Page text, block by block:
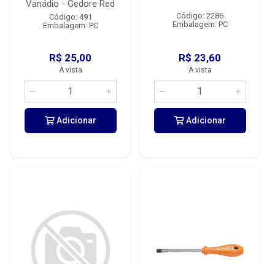
Vanádio - Gedore Red
Código: 491
Embalagem: PC
R$ 25,00
À vista
Adicionar
Código: 2286
Embalagem: PC
R$ 23,60
À vista
Adicionar